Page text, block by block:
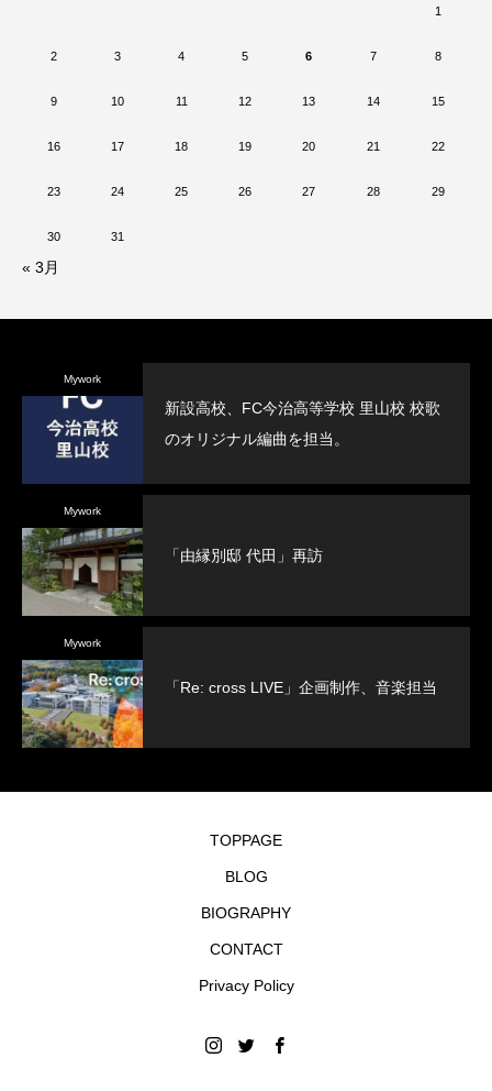
1
2 3 4 5 6 7 8
9 10 11 12 13 14 15
16 17 18 19 20 21 22
23 24 25 26 27 28 29
30 31
« 3月
Mywork
新設高校、FC今治高等学校 里山校 校歌
のオリジナル編曲を担当。
Mywork
「由縁別邸 代田」再訪
Mywork
「Re: cross LIVE」企画制作、音楽担当
TOPPAGE
BLOG
BIOGRAPHY
CONTACT
Privacy Policy